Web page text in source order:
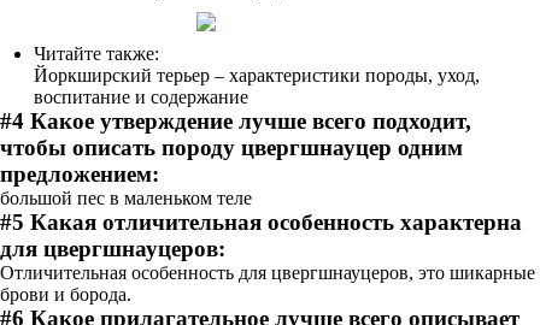
Читайте также:
Йоркширский терьер – характеристики породы, уход,
воспитание и содержание
#4 Какое утверждение лучше всего подходит,
чтобы описать породу цвергшнауцер одним
предложением:
большой пес в маленьком теле
#5 Какая отличительная особенность характерна
для цвергшнауцеров:
Отличительная особенность для цвергшнауцеров, это шикарные
брови и борода.
#6 Какое прилагательное лучше всего описывает